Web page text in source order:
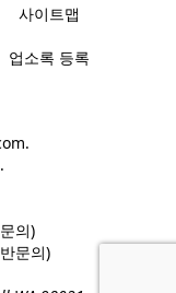
사이트맵
업소록 등록
.
의)
문의)